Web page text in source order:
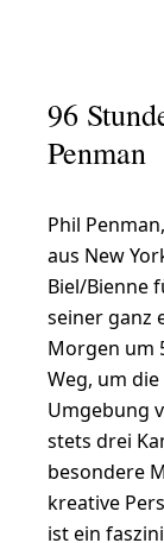
96
Penman
Phil
aus New
Biel/Bienne
seiner ganz
Morgen um
Weg, um
Umgebung
stets drei
besondere
kreative
ist ein